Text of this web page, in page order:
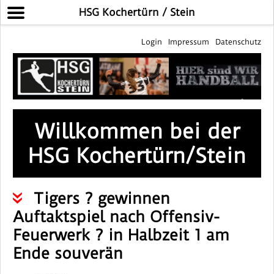
HSG Kochertürn / Stein
Login Impressum Datenschutz
Willkommen bei der
HSG Kochertürn/Stein
Tigers ? gewinnen
Auftaktspiel nach Offensiv-
Feuerwerk ? in Halbzeit 1 am
Ende souverän